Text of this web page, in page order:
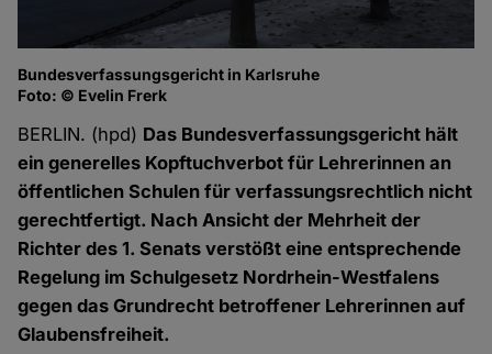
Bundesverfassungsgericht in Karlsruhe
Foto: © Evelin Frerk
BERLIN. (hpd) Das Bundesverfassungsgericht hält
ein generelles Kopftuchverbot für Lehrerinnen an
öffentlichen Schulen für verfassungsrechtlich nicht
gerechtfertigt. Nach Ansicht der Mehrheit der
Richter des 1. Senats verstößt eine entsprechende
Regelung im Schulgesetz Nordrhein-Westfalens
gegen das Grundrecht betroffener Lehrerinnen auf
Glaubensfreiheit.